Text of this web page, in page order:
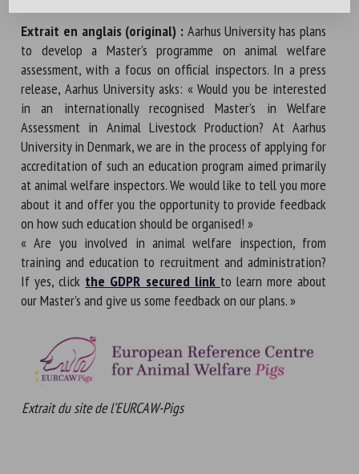
Extrait en anglais (original) : Aarhus University has plans
to develop a Master’s programme on animal welfare
assessment, with a focus on official inspectors. In a press
release, Aarhus University asks: « Would you be interested
in an internationally recognised Master’s in Welfare
Assessment in Animal Livestock Production? At Aarhus
University in Denmark, we are in the process of applying for
accreditation of such an education program aimed primarily
at animal welfare inspectors. We would like to tell you more
about it and offer you the opportunity to provide feedback
on how such education should be organised! »
« Are you involved in animal welfare inspection, from
training and education to recruitment and administration?
If yes, click the GDPR secured link to learn more about
our Master’s and give us some feedback on our plans. »
Extrait du site de l’EURCAW-Pigs